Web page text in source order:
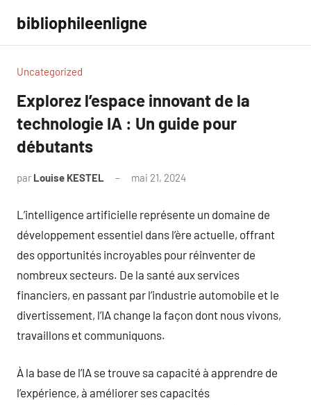
contenu
bibliophileenligne
Uncategorized
Explorez l’espace innovant de la
technologie IA : Un guide pour
débutants
par Louise KESTEL mai 21, 2024
L’intelligence artificielle représente un domaine de
développement essentiel dans l’ère actuelle, offrant
des opportunités incroyables pour réinventer de
nombreux secteurs. De la santé aux services
financiers, en passant par l’industrie automobile et le
divertissement, l’IA change la façon dont nous vivons,
travaillons et communiquons.
À la base de l’IA se trouve sa capacité à apprendre de
l’expérience, à améliorer ses capacités